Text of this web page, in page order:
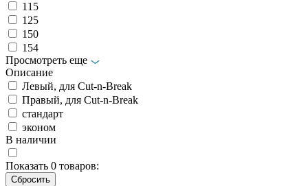
115
125
150
154
Просмотреть еще
Описание
Левый, для Cut-n-Break
Правый, для Cut-n-Break
стандарт
эконом
В наличии
Показать 0 товаров: